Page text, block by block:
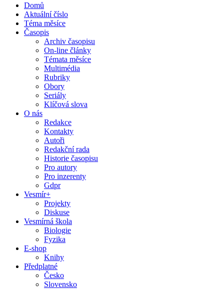
Domů
Aktuální číslo
Téma měsíce
Časopis
Archiv časopisu
On-line články
Témata měsíce
Multimédia
Rubriky
Obory
Seriály
Klíčová slova
O nás
Redakce
Kontakty
Autoři
Redakční rada
Historie časopisu
Pro autory
Pro inzerenty
Gdpr
Vesmír+
Projekty
Diskuse
Vesmírná škola
Biologie
Fyzika
E-shop
Knihy
Předplatné
Česko
Slovensko